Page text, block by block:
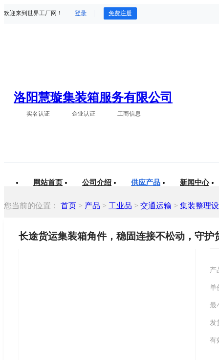
欢迎来到世界工厂网！ 登录 免费注册
洛阳慧璇集装箱服务有限公司
实名认证 企业认证 工商信息
网站首页 公司介绍 供应产品 新闻中心
您当前的位置： 首页 > 产品 > 工业品 > 交通运输 > 集装整理
长途货运集装箱角件，稳固连接不松动，守护
产
单
最
发
有